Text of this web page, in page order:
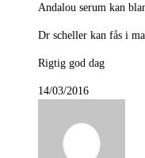
Andalou serum kan
Dr scheller kan fås i
Rigtig god dag
14/03/2016